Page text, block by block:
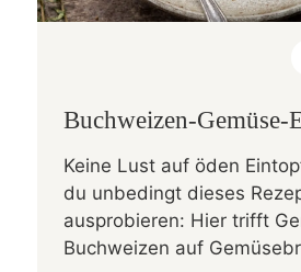
Buchweizen-Gemüse-
Keine Lust auf öden
du unbedingt dieses
ausprobieren: Hier trifft
Buchweizen auf